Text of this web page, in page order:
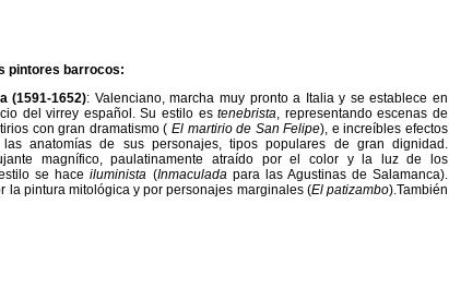
pintores barrocos:
(1591-1652): Valenciano, marcha muy pronto a Italia y se establece en
del virrey español. Su estilo estenebrista, representando escenas de
con gran dramatismo ( El martirio de San Felipe), e increíbles efectos
anatomías de sus personajes, tipos populares de gran dignidad.
magnífico, paulatinamente atraído por el color y la luz de los
se haceiluminista (Inmaculadapara las Agustinas de Salamanca).
la pintura mitológica y por personajes marginales (El patizambo).También